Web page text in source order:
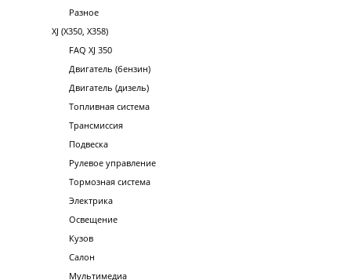
Разное
XJ (X350, X358)
FAQ XJ 350
Двигатель (бензин)
Двигатель (дизель)
Топливная система
Трансмиссия
Подвеска
Рулевое управление
Тормозная система
Электрика
Освещение
Кузов
Салон
Мультимедиа